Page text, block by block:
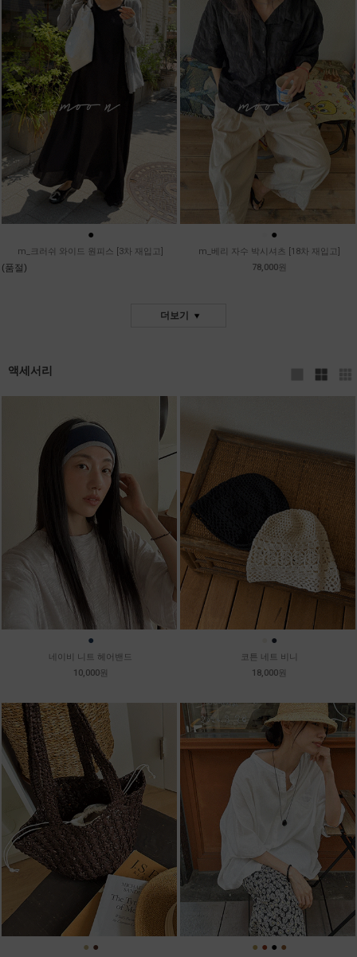
●
m_크러쉬 와이드 원피스 [3차 재입고]
(품절)
●
m_베리 자수 박시셔츠 [18차 재입고]
78,000원
더보기
액세서리
●
네이비 니트 헤어밴드
10,000원
●
코튼 네트 비니
18,000원
● ● ● ● ● ●